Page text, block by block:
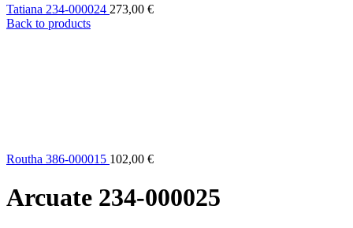
Tatiana 234-000024 273,00 €
Back to products
Routha 386-000015 102,00 €
Arcuate 234-000025